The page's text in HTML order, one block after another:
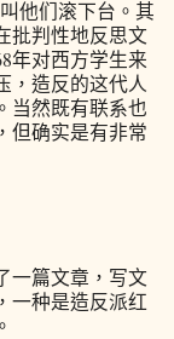
他们滚下台。其
批判性地反思文
年对西方学生来
，造反的这代人
当然既有联系也
但确实是有非常
篇文章，写文
一种是造反派红